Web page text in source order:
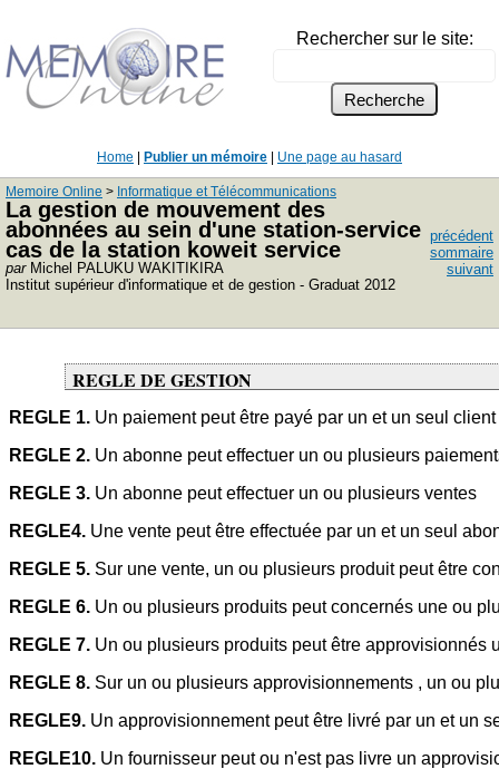
Rechercher sur le site:
Home Publier un mémoire Une page au hasard
Memoire Online > Informatique et Télécommunications
La gestion de mouvement des
abonnées au sein d'une station-service
cas de la station koweit service
parMichel PALUKU WAKITIKIRA
Institut supérieur d'informatique et de gestion - Graduat 2012
précédent
sommaire
suivant
REGLE DE GESTION
REGLE 1. Un paiement peut être payé par un et un seul client
REGLE 2. Un abonne peut effectuer un ou plusieurs
REGLE 3. Un abonne peut effectuer un ou plusieurs ventes
REGLE4. Une vente peut être effectuée par un et un seul
REGLE 5. Sur une vente, un ou plusieurs produit peut être
REGLE 6. Un ou plusieurs produits peut concernés une ou
REGLE 7. Un ou plusieurs produits peut être approvisionnés
REGLE 8. Sur un ou plusieurs approvisionnements , un ou
REGLE9. Un approvisionnement peut être livré par un et un
REGLE10. Un fournisseur peut ou n'est pas livre un